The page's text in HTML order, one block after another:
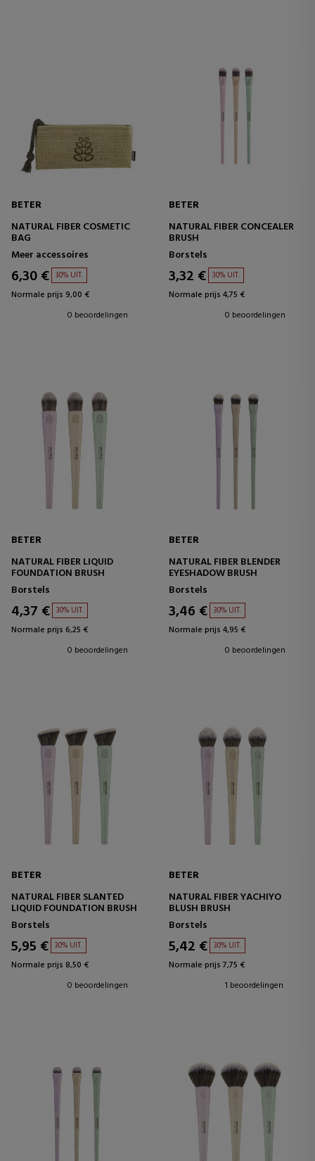
BETER
NATURAL FIBER COSMETIC
BAG
Meer accessoires
6,30 € 30% UIT.
Normale prijs 9,00 €
0 beoordelingen
BETER
NATURAL FIBER CONCEALER
BRUSH
Borstels
3,32 € 30% UIT.
Normale prijs 4,75 €
0 beoordelingen
BETER
NATURAL FIBER LIQUID
FOUNDATION BRUSH
Borstels
4,37 € 30% UIT.
Normale prijs 6,25 €
0 beoordelingen
BETER
NATURAL FIBER BLENDER
EYESHADOW BRUSH
Borstels
3,46 € 30% UIT.
Normale prijs 4,95 €
0 beoordelingen
BETER
NATURAL FIBER SLANTED
LIQUID FOUNDATION BRUSH
Borstels
5,95 € 30% UIT.
Normale prijs 8,50 €
0 beoordelingen
BETER
NATURAL FIBER YACHIYO
BLUSH BRUSH
Borstels
5,42 € 30% UIT.
Normale prijs 7,75 €
1 beoordelingen